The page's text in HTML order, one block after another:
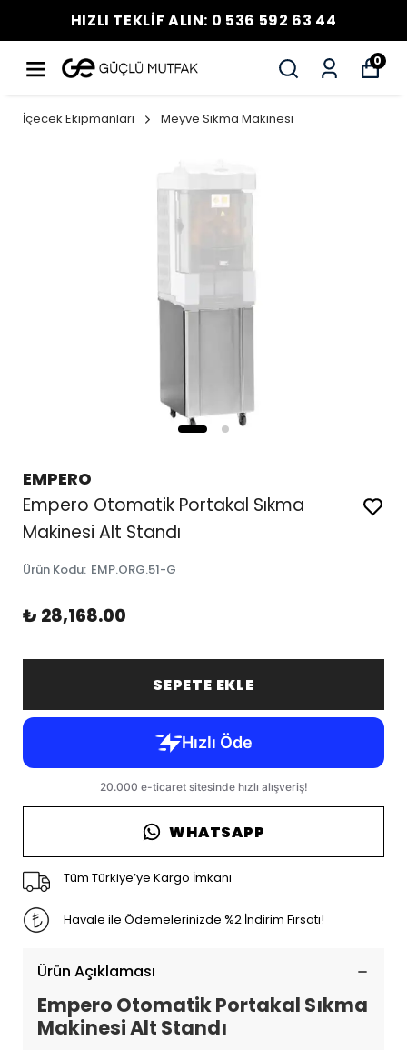
HIZLI TEKLİF ALIN: 0 536 592 63 44
0
İçecek Ekipmanları Meyve Sıkma Makinesi
EMPERO
Empero Otomatik Portakal Sıkma
Makinesi Alt Standı
Ürün Kodu: EMP.ORG.51-G
₺ 28,168.00
SEPETE EKLE
WHATSAPP
Tüm Türkiye’ye Kargo İmkanı
Havale ile Ödemelerinizde %2 İndirim Fırsatı!
Ürün Açıklaması
Empero Otomatik Portakal Sıkma
Makinesi Alt Standı